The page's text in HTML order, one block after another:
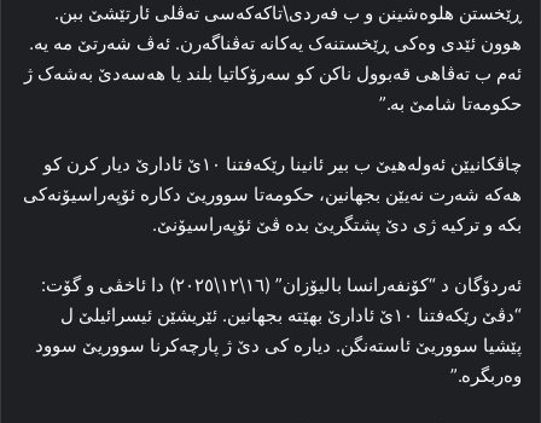
ڕێخستن هلوه‌شینن و ب فه‌ردی\تاکەکەسی ته‌ڤلی ئارتێشێ ببن.
هوون ئێدی وه‌کی ڕێخستنه‌ک یه‌کانه‌ ته‌ڤناگه‌رن. ئه‌ڤ شه‌رتێ مه‌ یه‌.
ئه‌م ب ته‌ڤاهی قه‌بوول ناکن کو سه‌رۆکاتیا بلند یا هەسەدێ به‌شه‌ک ژ
حکومه‌تا شامێ به‌.”
چاڤکانیێن ئه‌وله‌هیێ ب بیر ئانینا رێکەفتنا ۱۰ێ ئادارێ دیار کرن کو
هه‌که‌ شه‌رت نه‌یێن بجهانین، حکومه‌تا سووریێ دکاره‌ ئۆپه‌راسیۆنه‌کی
بکه‌ و ترکیه‌ ژی دێ پشتگریێ بده‌ ڤێ ئۆپه‌راسیۆنێ.
ئه‌ردۆگان د “کۆنفه‌رانسا بالیۆزان” (١٦\١٢\٢٠٢٥) دا ئاخڤی و گۆت:
“دڤێ رێکەفتنا ۱۰ێ ئادارێ بهێتە بجهانین. ئێریشێن ئیسرائیلێ ل
پێشیا سووریێ ئاسته‌نگن. دیاره‌ کی دێ ژ پارچه‌کرنا سووریێ سوود
وه‌ربگره‌.”